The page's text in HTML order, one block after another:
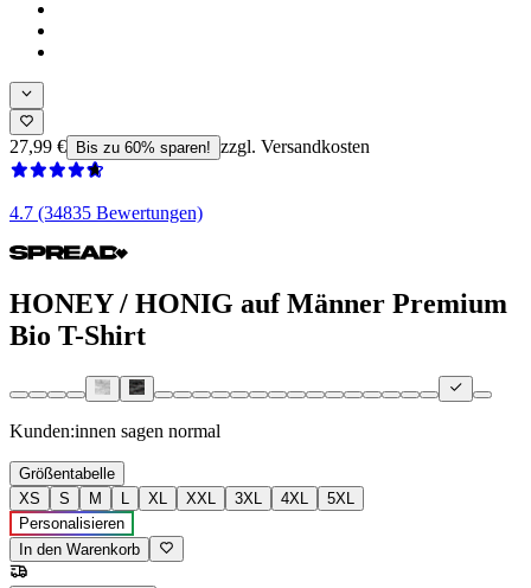
27,99 € Bis zu 60% sparen! zzgl. Versandkosten
4.7 (34835 Bewertungen)
HONEY / HONIG auf Männer Premium
Bio T-Shirt
Kunden:innen sagen normal
Größentabelle
XS
S M L XL XXL 3XL 4XL
5XL
Personalisieren
In den Warenkorb